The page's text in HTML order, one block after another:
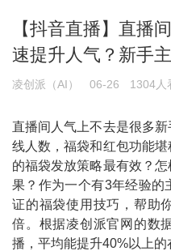
【抖音直播】直播
速提升人气？新手
凌创派（AI） 06-26 1304人
直播间人气上不去是很多
线人数，福袋和红包功能
的福袋发放策略最有效？
果？作为一个有3年经验的
证的福袋使用技巧，帮助
倍。根据凌创派官网的数
播，平均能提升40%以上的